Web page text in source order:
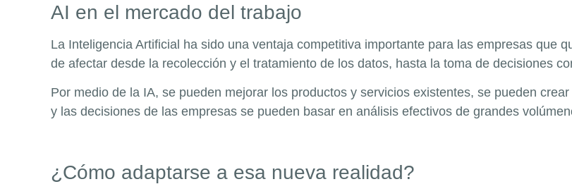
AI en el mercado del trabajo
La Inteligencia Artificial ha sido una ventaja competitiva importante para las empresas que
de afectar desde la recolección y el tratamiento de los datos, hasta la toma de decisiones
Por medio de la IA, se pueden mejorar los productos y servicios existentes, se pueden
y las decisiones de las empresas se pueden basar en análisis efectivos de grandes
¿Cómo adaptarse a esa nueva realidad?